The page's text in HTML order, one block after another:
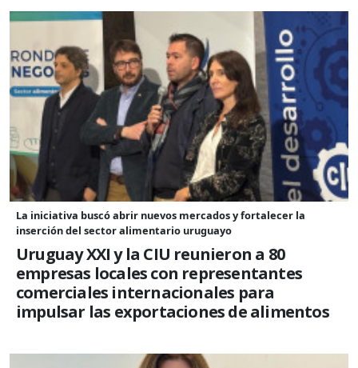
La iniciativa buscó abrir nuevos mercados y fortalecer la
inserción del sector alimentario uruguayo
Uruguay XXI y la CIU reunieron a 80
empresas locales con representantes
comerciales internacionales para
impulsar las exportaciones de alimentos